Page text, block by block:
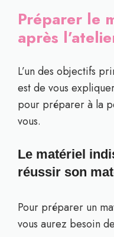
Préparer le
après
L’un des objectifs
est de vous
pour préparer à la
vous.
Le matériel
réussir son
Pour préparer un
vous aurez besoin